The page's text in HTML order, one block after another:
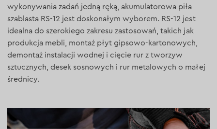
wykonywania zadań jedną ręką, akumulatorowa piła
szablasta RS-12 jest doskonałym wyborem. RS-12 jest
idealna do szerokiego zakresu zastosowań, takich jak
produkcja mebli, montaż płyt gipsowo-kartonowych,
demontaż instalacji wodnej i cięcie rur z tworzyw
sztucznych, desek sosnowych i rur metalowych o małej
średnicy.